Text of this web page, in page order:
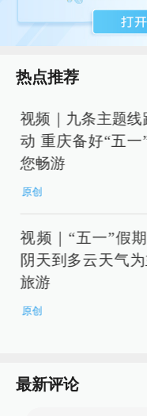
热点推荐
视频｜九条主题
动 重庆备好“五一
您畅游
原创
视频｜“五一”假
阴天到多云天气
旅游
原创
最新评论